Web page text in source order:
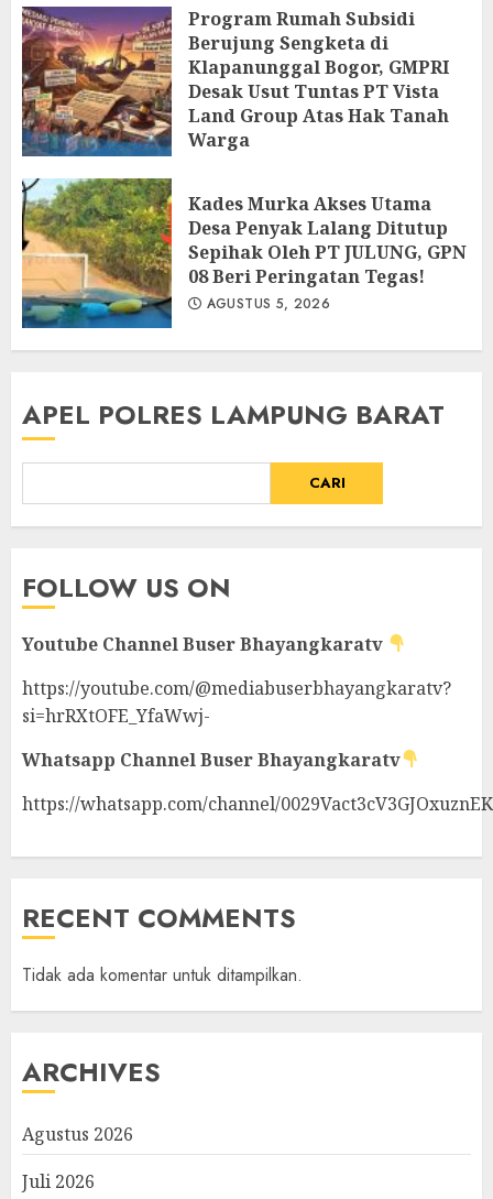
Program Rumah Subsidi
Berujung Sengketa di
Klapanunggal Bogor, GMPRI
Desak Usut Tuntas PT Vista
Land Group Atas Hak Tanah
Warga
Kades Murka Akses Utama
Desa Penyak Lalang Ditutup
Sepihak Oleh PT JULUNG, GPN
08 Beri Peringatan Tegas!
AGUSTUS 5, 2026
APEL POLRES LAMPUNG BARAT
CARI
FOLLOW US ON
Youtube ChannelBuser Bhayangkaratv
https://youtube.com/@mediabuserbhayangkaratv?
si=hrRXtOFE_YfaWwj-
Whatsapp ChannelBuser Bhayangkaratv
https://whatsapp.com/channel/
RECENT COMMENTS
Tidak ada komentar untuk ditampilkan.
ARCHIVES
Agustus 2026
Juli 2026